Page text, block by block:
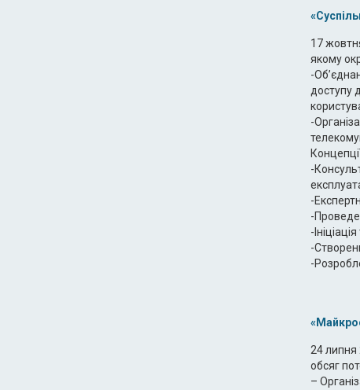
17
якому
-
доступу
-
-
-
-
-
-
-
24 липня
обсяг
–